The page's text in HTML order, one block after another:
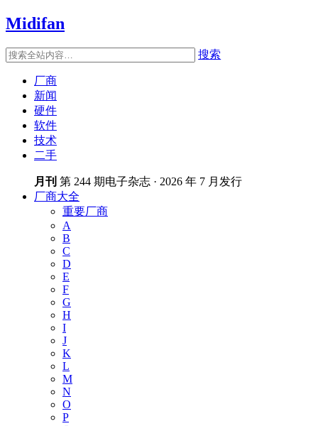
Midifan
搜索
厂商
新闻
硬件
软件
技术
二手
月刊 第 244 期电子杂志 · 2026 年 7 月发行
厂商大全
重要厂商
A
B
C
D
E
F
G
H
I
J
K
L
M
N
O
P